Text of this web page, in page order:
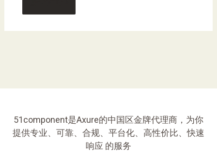
51component是Axure的中国区金牌代理商，为你
提供专业、可靠、合规、平台化、高性价比、快速
响应 的服务